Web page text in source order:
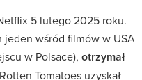
5 lutego 2025 roku.
jeden wśród filmów w USA
w Polsace), otrzymał
Tomatoes uzyskał